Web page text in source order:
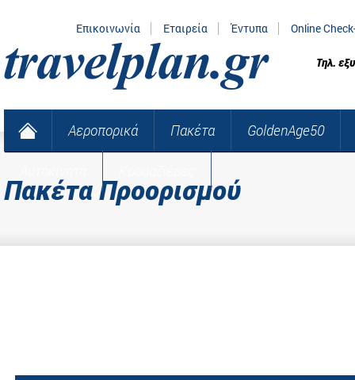
Επικοινωνία Εταιρεία Έντυπα Online
Τηλ.
Αεροπορικά Πακέτα GoldenAge50
Πακέτα Προορισμού